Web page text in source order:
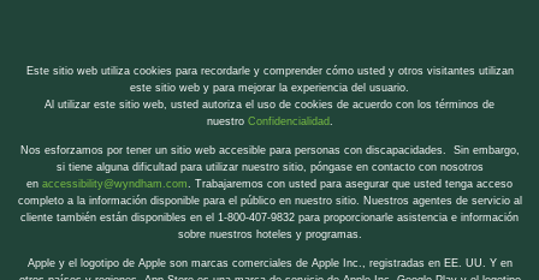
Este sitio web utiliza cookies para recordarle y comprender cómo usted y otros visitantes utilizan
este sitio web y para mejorar la experiencia del usuario.
Al utilizar este sitio web, usted autoriza el uso de cookies de acuerdo con los términos de
nuestro Confidencialidad
Nos esforzamos por tener un sitio web accesible para personas con discapacidades. Sin embargo,
si tiene alguna dificultad para utilizar nuestro sitio, póngase en contacto con nosotros
en accessibility@wyndham.com . Trabajaremos con usted para asegurar que usted tenga acceso
completo a la información disponible para el público en nuestro sitio. Nuestros agentes de servicio al
cliente también están disponibles en el 1-800-407-9832 para proporcionarle asistencia e información
sobre nuestros hoteles y programas.
Apple y el logotipo de Apple son marcas comerciales de Apple Inc., registradas en EE. UU. Y en